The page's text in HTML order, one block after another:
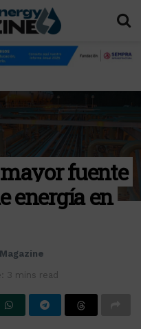
fuente
energía en
3 mins read